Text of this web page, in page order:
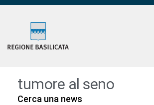
tumore al seno
Cerca una news